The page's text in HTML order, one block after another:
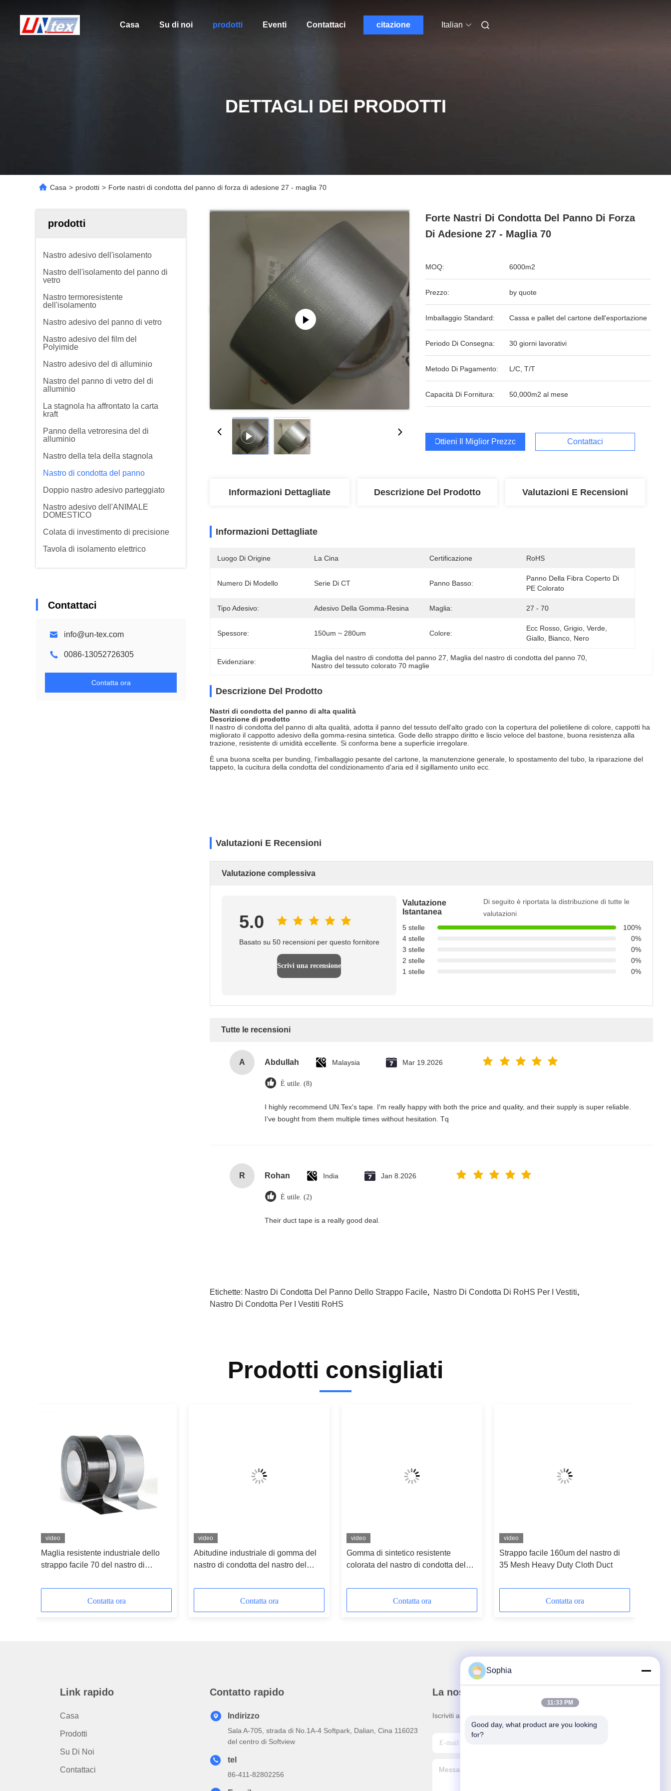
Casa Su di noi prodotti Eventi Contattaci citazione Italian
DETTAGLI DEI PRODOTTI
Casa > prodotti > Forte nastri di condotta del panno di forza di adesione 27 - maglia 70
prodotti
Nastro adesivo dell'isolamento
Nastro dell'isolamento del panno di
vetro
Nastro termoresistente
dell'isolamento
Nastro adesivo del panno di vetro
Nastro adesivo del film del
Polyimide
Nastro adesivo del di alluminio
Nastro del panno di vetro del di
alluminio
La stagnola ha affrontato la carta
kraft
Panno della vetroresina del di
alluminio
Nastro della tela della stagnola
Nastro di condotta del panno
Doppio nastro adesivo parteggiato
Nastro adesivo dell'ANIMALE
DOMESTICO
Colata di investimento di precisione
Tavola di isolamento elettrico
Contattaci
info@un-tex.com
0086-13052726305
Contatta ora
Forte Nastri Di Condotta Del Panno Di Forza
Di Adesione 27 - Maglia 70
MOQ: 6000m2
Prezzo: by quote
Imballaggio Standard: Cassa e pallet del cartone dell'esportazione
Periodo Di Consegna: 30 giorni lavorativi
Metodo Di Pagamento: L/C, T/T
Capacità Di Fornitura: 50,000m2 al mese
Ottieni Il Miglior Prezzo Contattaci
Informazioni Dettagliate Descrizione Del Prodotto Valutazioni E Recensioni
Informazioni Dettagliate
Luogo Di Origine La Cina Certificazione RoHS
Numero Di Modello Serie Di CT Panno Basso:
Panno Della Fibra Coperto Di
PE Colorato
Tipo Adesivo: Adesivo Della Gomma-Resina Maglia: 27 - 70
Spessore: 150um ~ 280um Colore:
Ecc Rosso, Grigio, Verde,
Giallo, Bianco, Nero
Evidenziare: Maglia del nastro di condotta del panno 27 Maglia del nastro di condotta del panno 70
Nastro del tessuto colorato 70 maglie
Descrizione Del Prodotto
Nastri di condotta del panno di alta qualità
Descrizione di prodotto
Il nastro di condotta del panno di alta qualità, adotta il panno del tessuto dell'alto grado con la copertura del polietilene di colore, cappotti ha
migliorato il cappotto adesivo della gomma-resina sintetica. Gode dello strappo diritto e liscio veloce del bastone, buona resistenza alla
trazione, resistente di umidità eccellente. Si conforma bene a superficie irregolare.
È una buona scelta per bunding, l'imballaggio pesante del cartone, la manutenzione generale, lo spostamento del tubo, la riparazione del
tappeto, la cucitura della condotta del condizionamento d'aria ed il sigillamento unito ecc.
Valutazioni E Recensioni
Valutazione complessiva
5.0
Basato su 50 recensioni per questo fornitore
Scrivi una recensione
Valutazione
Istantanea
Di seguito è riportata la distribuzione di tutte le
valutazioni
5 stelle
100%
4 stelle
0%
3 stelle
0%
2 stelle
0%
1 stelle
0%
Tutte le recensioni
A Abdullah Malaysia Mar 19.2026
È utile. (8)
I highly recommend UN.Tex's tape. I'm really happy with both the price and quality, and their supply is super reliable.
I've bought from them multiple times without hesitation. Tq
R Rohan India Jan 8.2026
È utile. (2)
Their duct tape is a really good deal.
Etichette: Nastro Di Condotta Del Panno Dello Strappo Facile, Nastro Di Condotta Di RoHS Per I Vestiti,
Nastro Di Condotta Per I Vestiti RoHS
Prodotti consigliati
video
Maglia resistente industriale dello
strappo facile 70 del nastro di
Contatta ora
video
Abitudine industriale di gomma del
nastro di condotta del nastro del
calda adesiva
Contatta ora
video
Gomma di sintetico resistente
colorata del nastro di condotta del
Contatta ora
video
Strappo facile 160um del nastro di
35 Mesh Heavy Duty Cloth Duct
Contatta ora
Link rapido
Casa
Prodotti
Su Di Noi
Contattaci
Contatto rapido
Indirizzo
Sala A-705, strada di No.1A-4 Softpark, Dalian, Cina 116023
del centro di Softview
tel
86-411-82802256
La nostra newsletter
Iscriviti alla nostra newsletter per sconti e altro ancora.
Sophia
11:33 PM
Good day, what product are you looking
for?